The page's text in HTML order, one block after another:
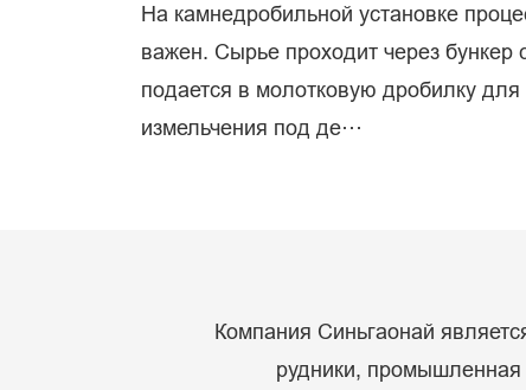
На камнедробильной установке
важен. Сырье проходит через бункер
подается в молотковую дробилку для
измельчения под де···
Компания Синьгаонай
рудники, промышленная